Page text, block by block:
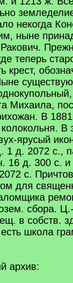
некогда
ныне
теперь
крест,
Михаила,
В
В
ярусый
1 д. 2072 с.,
16 д. 300 с.
с.
для
сбора.
в собств.
школа
архив: